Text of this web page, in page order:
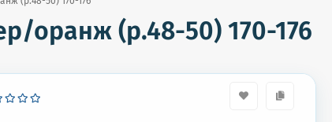
оранж (р.48-50) 170-176